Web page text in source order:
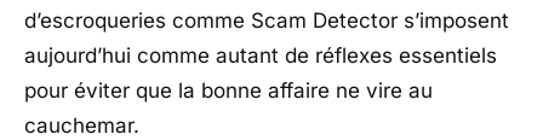
d’escroqueries comme Scam Detector s’imposent
aujourd’hui comme autant de réflexes essentiels
pour éviter que la bonne affaire ne vire au
cauchemar.